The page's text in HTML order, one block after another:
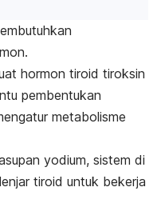
hormon tiroid tiroksin
pembentukan
metabolisme
yodium, sistem di
tiroid untuk bekerja